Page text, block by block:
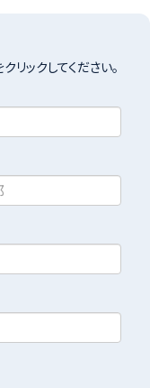
リックしてください。